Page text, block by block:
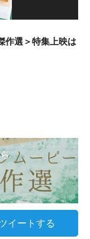
作選＞特集上映は
イートする